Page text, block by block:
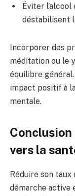
Éviter
déstabilisent
Incorporer des
méditation ou le
équilibre
impact positif à
mentale.
vers la
Réduire son taux
démarche active